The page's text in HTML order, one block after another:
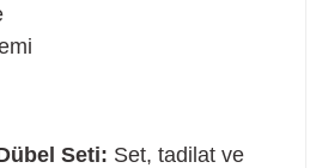
Seti: Set, tadilat ve